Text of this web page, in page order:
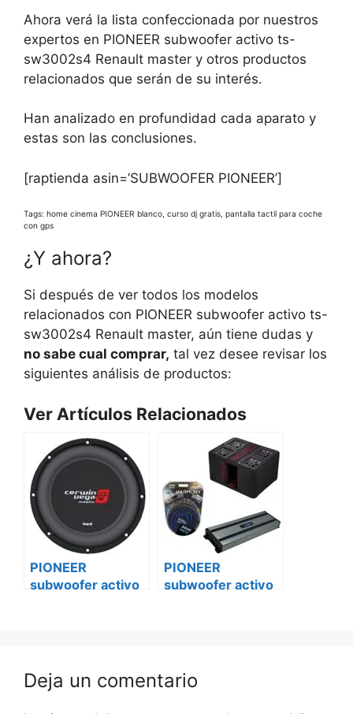
Ahora verá la lista confeccionada por nuestros
expertos en PIONEER subwoofer activo ts-
sw3002s4 Renault master y otros productos
relacionados que serán de su interés.
Han analizado en profundidad cada aparato y
estas son las conclusiones.
[raptienda asin=’SUBWOOFER PIONEER’]
Tags: home cinema PIONEER blanco, curso dj gratis, pantalla tactil para coche
con gps
¿Y ahora?
Si después de ver todos los modelos
relacionados con PIONEER subwoofer activo ts-
sw3002s4 Renault master, aún tiene dudas y
no sabe cual comprar, tal vez desee revisar los
siguientes análisis de productos:
Ver Artículos Relacionados
PIONEER
subwoofer activo
PIONEER
subwoofer activo
Deja un comentario